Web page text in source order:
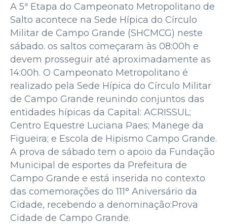
A 5ª Etapa do Campeonato Metropolitano de
Salto acontece na Sede Hípica do Círculo
Militar de Campo Grande (SHCMCG) neste
sábado. os saltos começaram às 08:00h e
devem prosseguir até aproximadamente as
14:00h. O Campeonato Metropolitano é
realizado pela Sede Hípica do Círculo Militar
de Campo Grande reunindo conjuntos das
entidades hípicas da Capital: ACRISSUL;
Centro Equestre Luciana Paes; Manege da
Figueira; e Escola de Hipismo Campo Grande.
A prova de sábado tem o apoio da Fundação
Municipal de esportes da Prefeitura de
Campo Grande e está inserida no contexto
das comemorações do 111° Aniversário da
Cidade, recebendo a denominação:Prova
Cidade de Campo Grande.